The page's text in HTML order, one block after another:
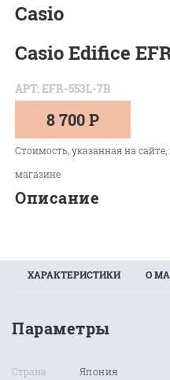
Casio
Casio Edifice
АРТ: EFR-553L-7B
8 700 Р
Стоимость, указанная на
магазине
Описание
ХАРАКТЕРИСТИКИ О
Параметры
Страна
Япония